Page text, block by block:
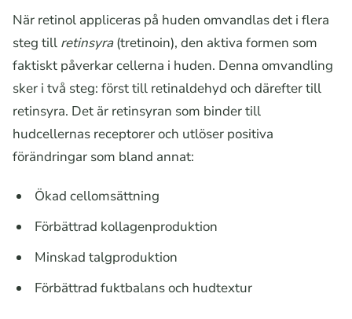
När retinol appliceras på huden omvandlas det i flera
steg till retinsyra(tretinoin), den aktiva formen som
faktiskt påverkar cellerna i huden. Denna omvandling
sker i två steg: först till retinaldehyd och därefter till
retinsyra. Det är retinsyran som binder till
hudcellernas receptorer och utlöser positiva
förändringar som bland annat:
Ökad cellomsättning
Förbättrad kollagenproduktion
Minskad talgproduktion
Förbättrad fuktbalans och hudtextur